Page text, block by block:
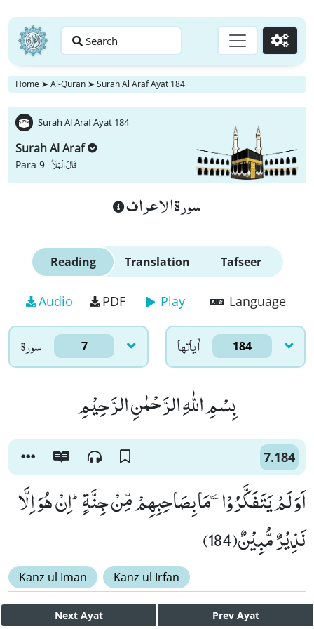
Search Go
Home ➤ Al-Quran ➤ Surah Al Araf Ayat 184
Surah Al Araf Ayat 184
Surah Al Araf
Para 9 -قَالَ الْمَلَاُ
سورة الاعراف
Reading Translation Tafseer
Audio PDF Play Language
سورۃ 7 اٰياتها 184
بِسْمِ اللّٰهِ الرَّحْمٰنِ الرَّحِیْمِ
7.184
اَوَ لَمْ یَتَفَكَّرُوْاٚ-مَا بِصَاحِبِهِمْ مِّنْ جِنَّةٍؕ-اِنْ هُوَ اِلَّا
نَذِیْرٌ مُّبِیْنٌ(184)
Kanz ul Iman Kanz ul Irfan
Next Ayat Prev Ayat